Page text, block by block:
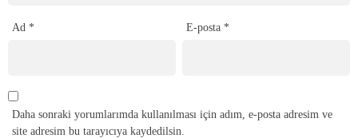
Ad * E-posta *
Daha sonraki yorumlarımda kullanılması için adım, e-posta adresim ve
site adresim bu tarayıcıya kaydedilsin.